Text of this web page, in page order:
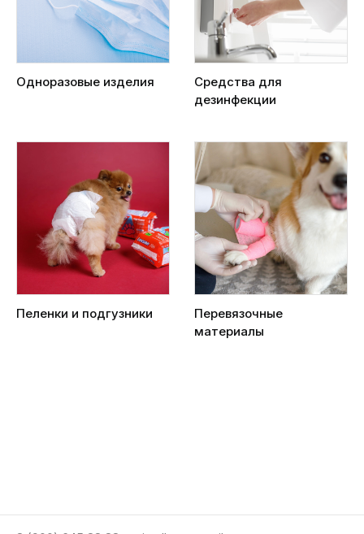
Одноразовые изделия
Средства для
дезинфекции
Пеленки и подгузники
Перевязочные
материалы